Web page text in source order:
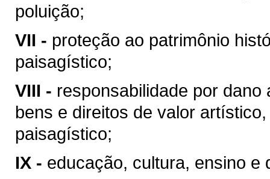
poluição;
VII - proteção ao patrimônio
paisagístico;
VIII - responsabilidade por
bens e direitos de valor
paisagístico;
IX - educação, cultura, ensino e